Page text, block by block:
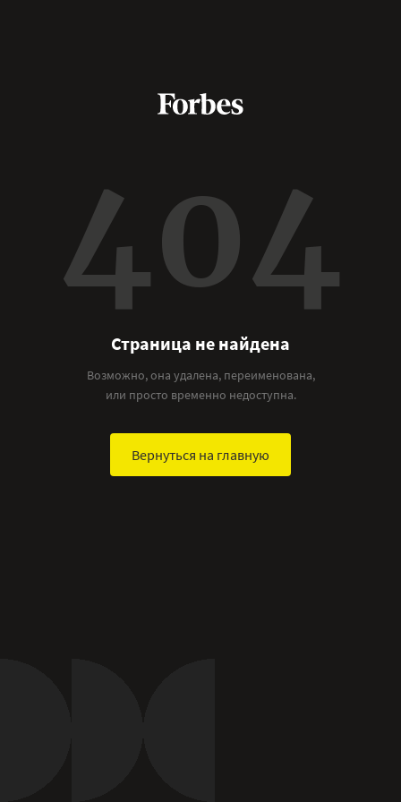
404
Страница не найдена
Возможно, она удалена, переименована,
или просто временно недоступна.
Вернуться на главную